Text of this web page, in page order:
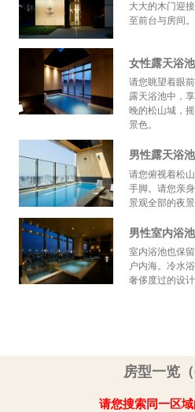
大大的木门迎
至前台与房间。
女性露天浴池
请您眺望着眼
露天浴池中，
晚的松山城，
景色。
男性露天浴池
请您俯视着松
手脚。请您亲
景观全部的夜景
男性室内浴池
室内浴池也保
户内海。冷水
奢侈度过的设计
房型一览（
请您搜索同一区